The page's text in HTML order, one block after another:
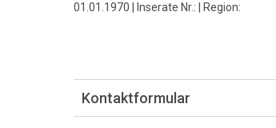
01.01.1970 | Inserate Nr.: | Region:
Kontaktformular